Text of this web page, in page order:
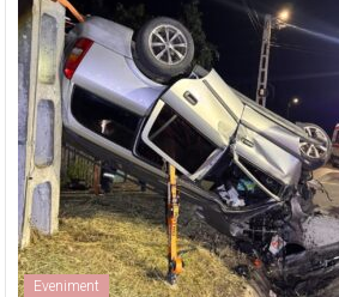
Eveniment